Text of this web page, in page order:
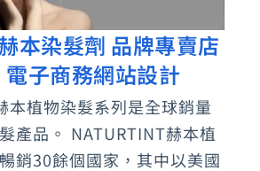
染髮劑 品牌專賣店
子商務網站設計
本植物染髮系列是全球銷量
產品。 NATURTINT赫本植
銷30餘個國家，其中以美國